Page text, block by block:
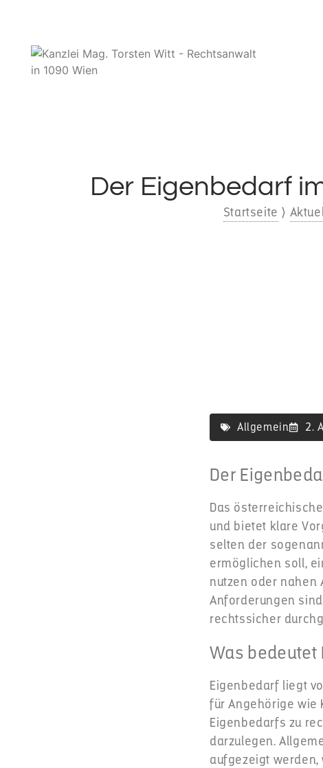
Der Eigenbedarf
Startseite ⟩
Allgemein 2.
Der
Das
und bietet klare
selten der
ermöglichen soll,
nutzen oder nahen
Anforderungen
rechtssicher
Was bedeutet
Eigenbedarf liegt
für Angehörige wie
Eigenbedarfs zu
darzulegen.
aufgezeigt